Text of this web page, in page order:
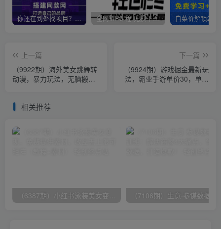
你还在到处找项目？还在当韭菜？我靠卖项目一个月收入5万+，曾经我也是个失败者。 全网VIP课程 无损下载~
上一篇
（9922期）海外美女跳舞转
动漫，暴力玩法，无脑搬运
下一篇
（9924期）游戏掘金最新玩
法，霸业手游单价30，单日
相关推荐
（6387期）小红书泳装美女变现，免费提供素材，收益无上限可矩阵（教程+素材）